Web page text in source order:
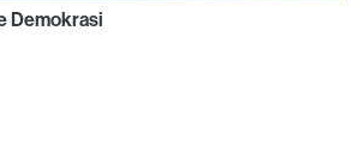
Demokrasi